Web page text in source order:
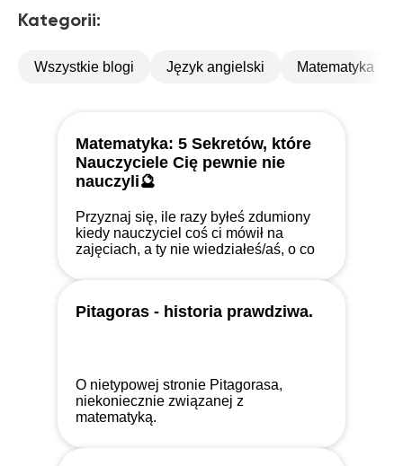
Kategorii:
Wszystkie blogi Język angielski Matematyka
Matematyka: 5 Sekretów, które
Nauczyciele Cię pewnie nie
nauczyli🔮
Przyznaj się, ile razy byłeś zdumiony
kiedy nauczyciel coś ci mówił na
zajęciach, a ty nie wiedziałeś/aś, o co
niepozornych zasad!
Pitagoras - historia prawdziwa.
O nietypowej stronie Pitagorasa,
niekoniecznie związanej z
matematyką.